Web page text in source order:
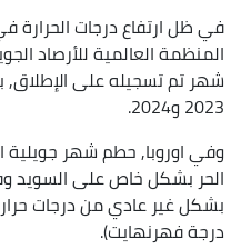
في ظل ارتفاع درجات الحرارة
شهر تم تسجيله على
2023 و2024.
وفي اوروبا, حطم شهر جويلية
الحر بشكل خاص على السويد
درجة فهرنهايت).